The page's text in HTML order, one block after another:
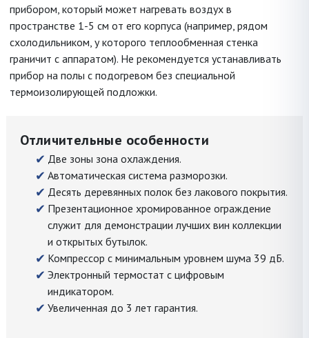
прибором, который может нагревать воздух в
пространстве 1-5 см от его корпуса (например, рядом
схолодильником, у которого теплообменная стенка
граничит с аппаратом). Не рекомендуется устанавливать
прибор на полы с подогревом без специальной
термоизолирующей подложки.
Отличительные особенности
Две зоны зона охлаждения.
Автоматическая система разморозки.
Десять деревянных полок без лакового покрытия.
Презентационное хромированное ограждение
служит для демонстрации лучших вин коллекции
и открытых бутылок.
Компрессор с минимальным уровнем шума 39 дБ.
Электронный термостат с цифровым
индикатором.
Увеличенная до 3 лет гарантия.